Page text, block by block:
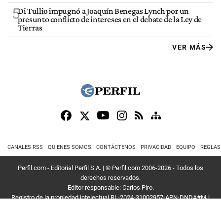
5Di Tullio impugnó a Joaquín Benegas Lynch por un
presunto conflicto de intereses en el debate de la Ley de
Tierras
VER MÁS
CANALES RSS QUIENES SOMOS CONTÁCTENOS PRIVACIDAD EQUIPO
Perfil.com - Editorial Perfil S.A. | © Perfil.com 2006-2026 - Todos los
derechos reservados.
Editor responsable: Carlos Piro.
Registro de la propiedad intelectual RL-2024-31002957-APN-DNDA#MJ